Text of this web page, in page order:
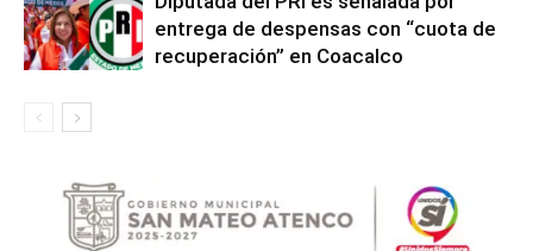
entrega de despensas con “cuota de
recuperación” en Coacalco